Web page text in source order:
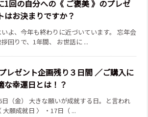
1回の自分への《 ご褒美 》のプレゼ
はお決まりですか？
いよ、今年も終わりに近づいています。 忘年会
回りで、1年間、 お世話に ...
レゼント企画残り３日間 ／ご購入に
な幸運日とは！？
日（金） 大きな願いが成就する日。と言われ
大願成就日 〉 ・17日（ ...